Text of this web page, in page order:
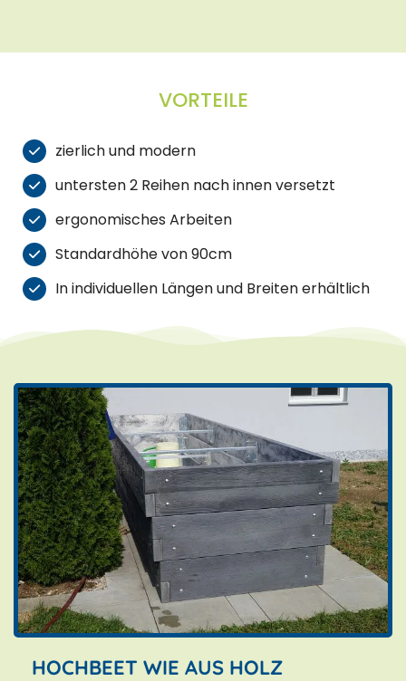
VORTEILE
zierlich und modern
untersten 2 Reihen nach innen versetzt
ergonomisches Arbeiten
Standardhöhe von 90cm
In individuellen Längen und Breiten erhältlich
HOCHBEET WIE AUS HOLZ